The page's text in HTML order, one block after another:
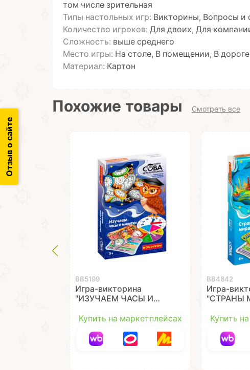
том числе зрительная
Типы настольных игр: Викторины, Вопросы и
Количество игроков: Для двоих, Для
Сложность: выше среднего
Место игры: На столе, В помещении, В дороге
Материал: Картон
Похожие товары Смотреть все
ВВ5199
Игра-викторина
"ИЗУЧАЕМ ЧАСЫ И
Bondibon
Купить на маркетплейсах
ВВ4842
Игра-
"СТРАНЫ
Купить
Отзыв о сайте